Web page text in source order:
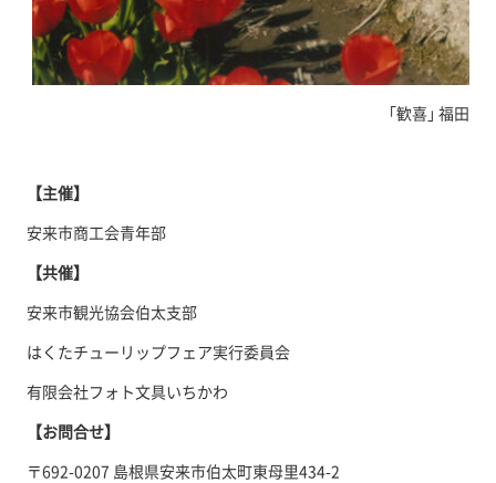
｢歓喜｣ 福田一
【主催】
安来市商工会青年部
【共催】
安来市観光協会伯太支部
はくたチューリップフェア実行委員会
有限会社フォト文具いちかわ
【お問合せ】
〒692-0207 島根県安来市伯太町東母里434-2